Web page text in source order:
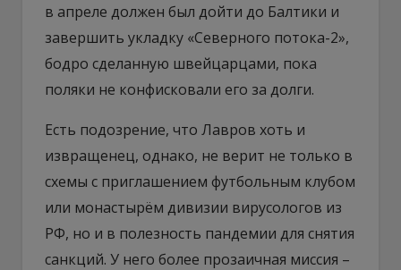
в апреле должен был дойти до Балтики и
завершить укладку «Северного потока-2»,
бодро сделанную швейцарцами, пока
поляки не конфисковали его за долги.
Есть подозрение, что Лавров хоть и
извращенец, однако, не верит не только в
схемы с приглашением футбольным клубом
или монастырём дивизии вирусологов из
РФ, но и в полезность пандемии для снятия
санкций. У него более прозаичная миссия –